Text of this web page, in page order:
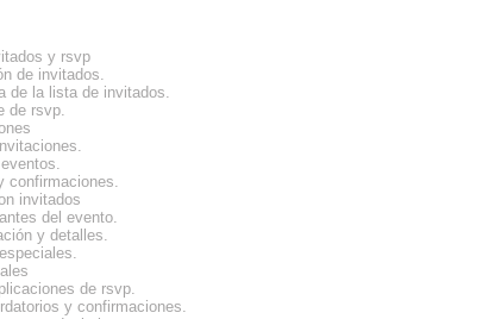
y rsvp
de invitados.
de la lista de invitados.
de rsvp.
confirmaciones.
invitados
del evento.
y detalles.
de rsvp.
y confirmaciones.